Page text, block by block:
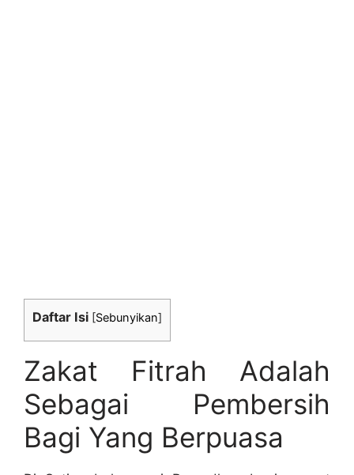
Daftar Isi [Sebunyikan]
Zakat Fitrah Adalah
Sebagai Pembersih
Bagi Yang Berpuasa